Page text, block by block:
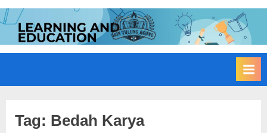
Skip
to
content
I
A
N
Edukasi
Membangun
Tag: Bedah Karya